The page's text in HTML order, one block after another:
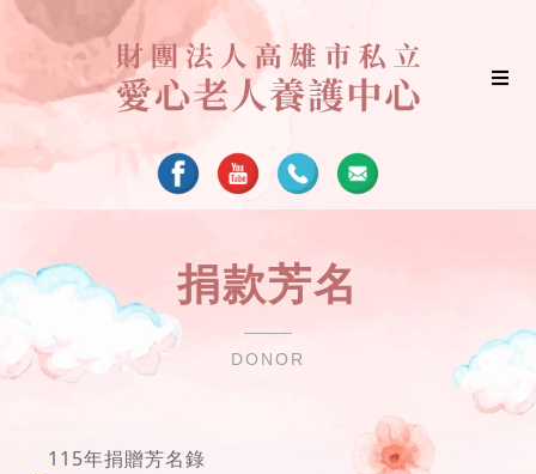
捐款芳名
DONOR
115年捐贈芳名錄